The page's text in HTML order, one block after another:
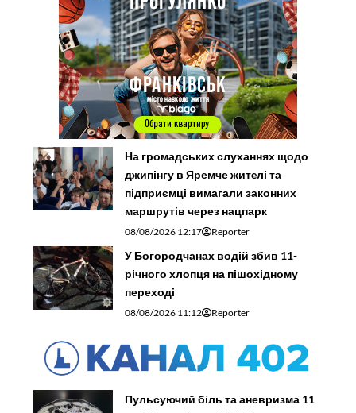
На громадських слуханнях щодо
джипінгу в Яремче житeлі та
підприємці вимагали законних
маршрутів через нацпарк
08/08/2026 12:17 Reporter
У Богородчанах водій збив 11-
річного хлопця на пішохідному
переході
08/08/2026 11:12 Reporter
Пульсуючий біль та аневризма 11